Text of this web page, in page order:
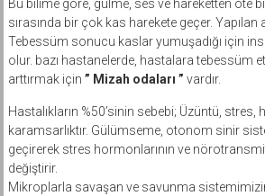
Bu bilime göre, gülme, ses ve hareketten öte
sırasında bir çok kas harekete geçer. Yapılan
Tebessüm sonucu kaslar yumuşadığı için
olur. bazı hastanelerde, hastalara tebessüm
arttırmak için ” Mizah odaları ” vardır.
Hastalıkların %50’sinin sebebi; Üzüntü, stres,
karamsarlıktır. Gülümseme, otonom sinir
geçirerek stres hormonlarının ve
değiştirir.
Mikroplarla savaşan ve savunma